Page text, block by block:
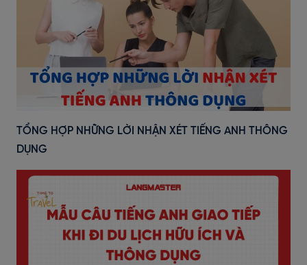
TỔNG HỢP NHỮNG LỜI NHẬN XÉT TIẾNG ANH THÔNG
DỤNG